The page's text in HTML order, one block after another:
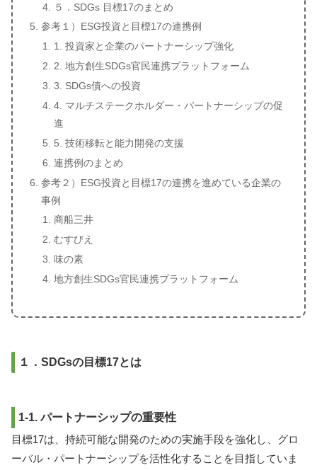
５．SDGs 目標17のまとめ
参考１）ESG投資と目標17の連携例
1. 投資家と企業のパートナーシップ強化
2. 地方創生SDGs官民連携プラットフォーム
3. SDGs債への投資
4. マルチステークホルダー・パートナーシップの促
進
5. 技術移転と能力開発の支援
連携例のまとめ
参考２）ESG投資と目標17の連携を進めている企業の
事例
商船三井
むすびえ
味の素
地方創生SDGs官民連携プラットフォーム
１．SDGsの目標17とは
1-1. パートナーシップの重要性
目標17は、持続可能な開発のための実施手段を強化し、グロ
ーバル・パートナーシップを活性化することを目指していま